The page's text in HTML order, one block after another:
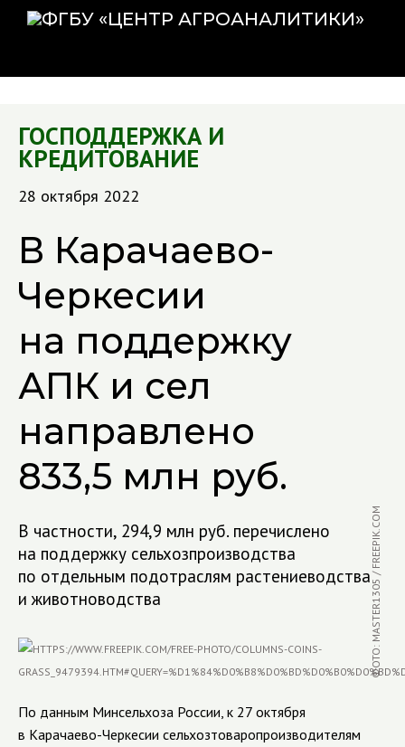
ГОСПОДДЕРЖКА И
КРЕДИТОВАНИЕ
28 октября 2022
В Карачаево-
Черкесии
на поддержку
АПК и сел
направлено
833,5 млн руб.
В частности, 294,9 млн руб. перечислено
на поддержку сельхозпроизводства
по отдельным подотраслям растениеводства
и животноводства
ФОТО: MASTER1305 / FREEPIK.COM
По данным Минсельхоза России, к 27 октября
в Карачаево-Черкесии сельхозтоваропроизводителям